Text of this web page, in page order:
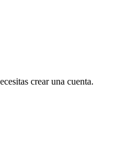
crear una cuenta.